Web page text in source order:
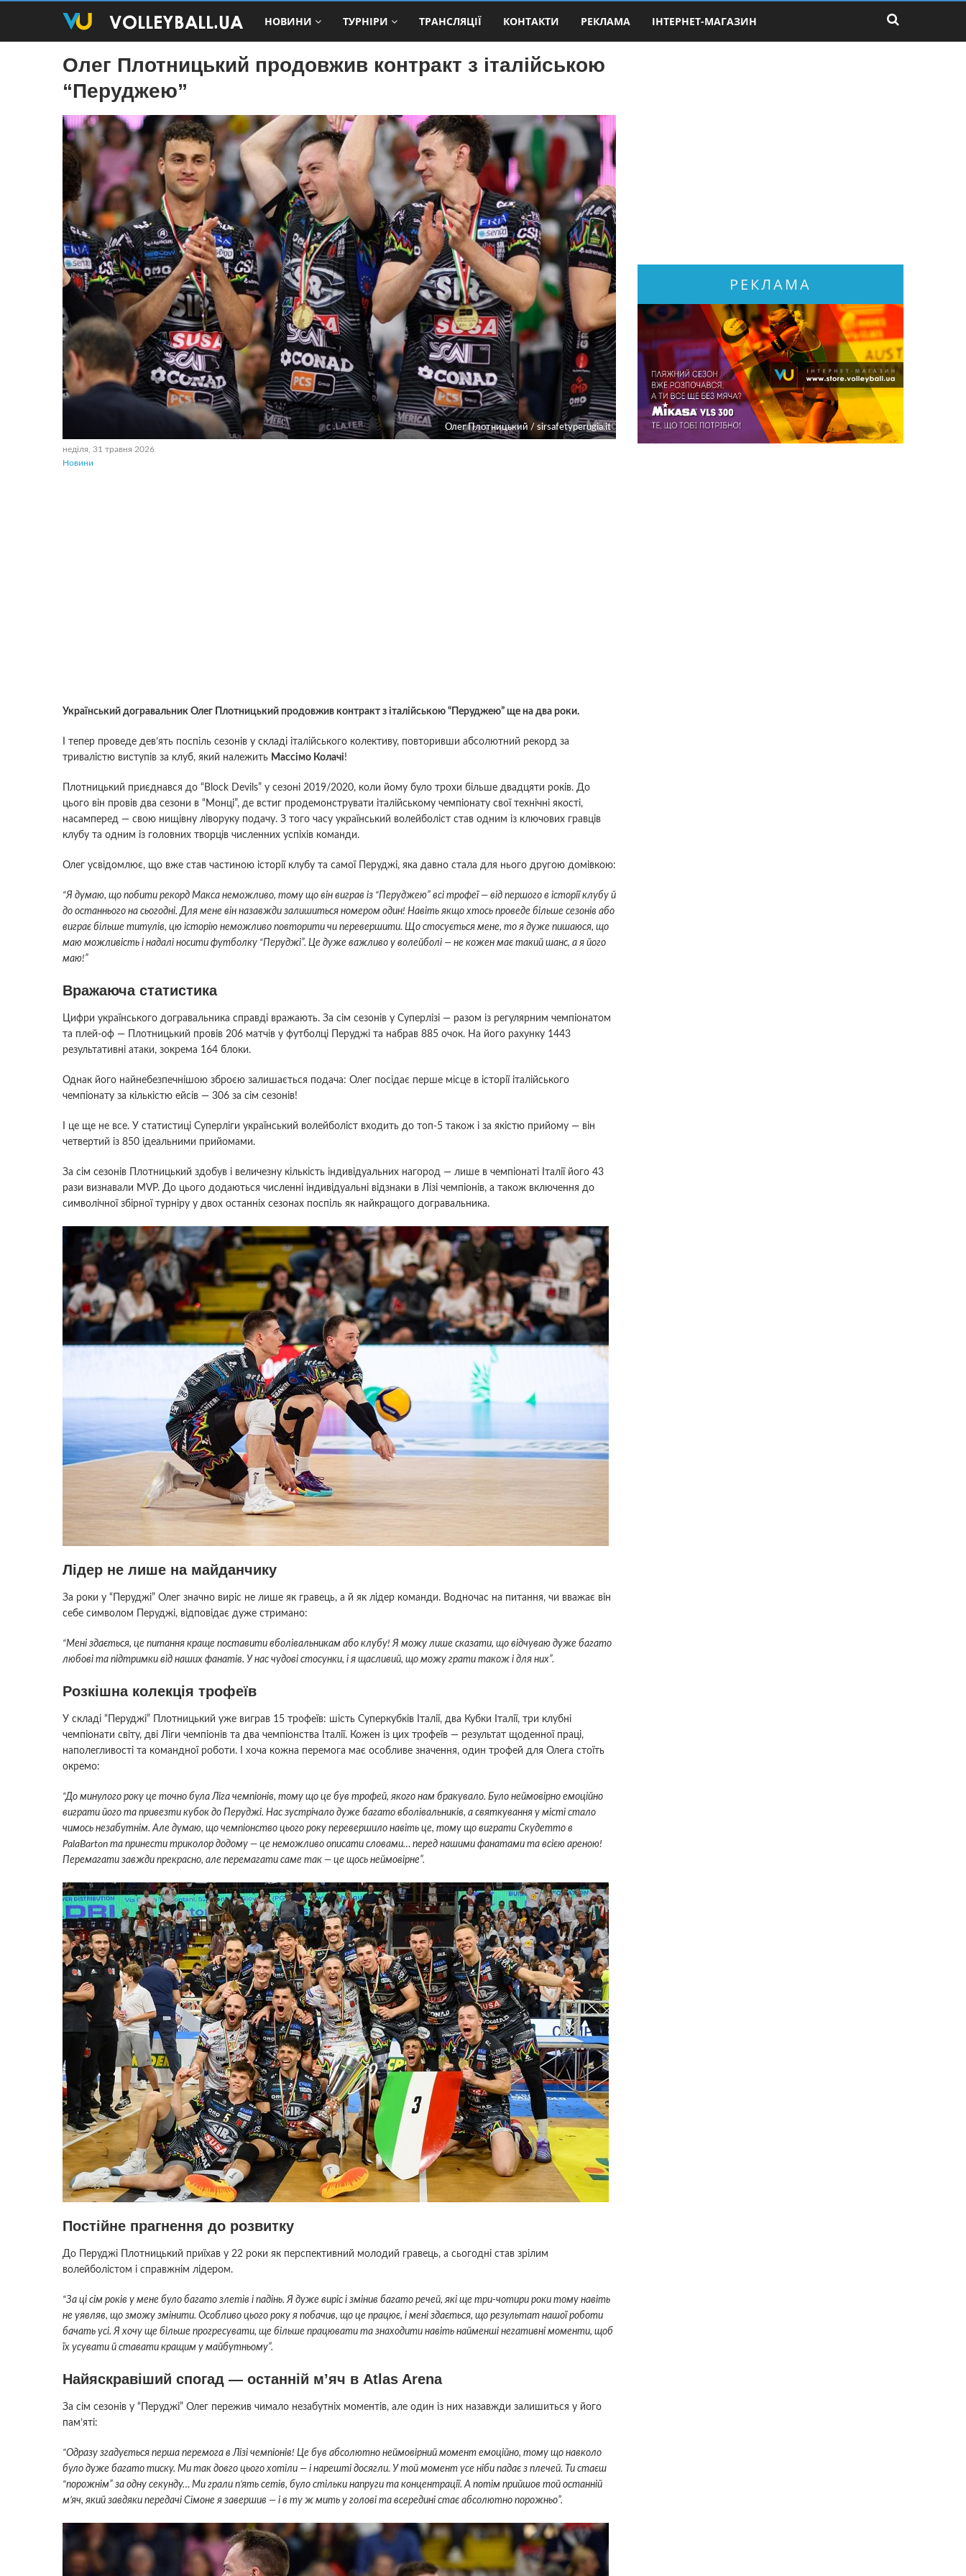
НОВИНИ ТУРНІРИ ТРАНСЛЯЦІЇ КОНТАКТИ РЕКЛАМА ІНТЕРНЕТ-МАГАЗИН
Олег Плотницький продовжив контракт з італійською
“Перуджею”
Олег Плотницький / sirsafetyperugia.it
неділя, 31 травня 2026
Новини
Український догравальник Олег Плотницький продовжив контракт з італійською “Перуджею” ще на два роки.
І тепер проведе дев’ять поспіль сезонів у складі італійського колективу, повторивши абсолютний рекорд за
тривалістю виступів за клуб, який належить Массімо Колачі!
Плотницький приєднався до “Block Devils” у сезоні 2019/2020, коли йому було трохи більше двадцяти років. До
цього він провів два сезони в “Монці”, де встиг продемонструвати італійському чемпіонату свої технічні якості,
насамперед — свою нищівну ліворуку подачу. З того часу український волейболіст став одним із ключових гравців
клубу та одним із головних творців численних успіхів команди.
Олег усвідомлює, що вже став частиною історії клубу та самої Перуджі, яка давно стала для нього другою домівкою:
“Я думаю, що побити рекорд Макса неможливо, тому що він виграв із “Перуджею” всі трофеї — від першого в історії клубу й
до останнього на сьогодні. Для мене він назавжди залишиться номером один! Навіть якщо хтось проведе більше сезонів або
виграє більше титулів, цю історію неможливо повторити чи перевершити. Що стосується мене, то я дуже пишаюся, що
маю можливість і надалі носити футболку “Перуджі”. Це дуже важливо у волейболі — не кожен має такий шанс, а я його
маю!”
Вражаюча статистика
Цифри українського догравальника справді вражають. За сім сезонів у Суперлізі — разом із регулярним чемпіонатом
та плей-оф — Плотницький провів 206 матчів у футболці Перуджі та набрав 885 очок. На його рахунку 1443
результативні атаки, зокрема 164 блоки.
Однак його найнебезпечнішою зброєю залишається подача: Олег посідає перше місце в історії італійського
чемпіонату за кількістю ейсів — 306 за сім сезонів!
І це ще не все. У статистиці Суперліги український волейболіст входить до топ-5 також і за якістю прийому — він
четвертий із 850 ідеальними прийомами.
За сім сезонів Плотницький здобув і величезну кількість індивідуальних нагород — лише в чемпіонаті Італії його 43
рази визнавали MVP. До цього додаються численні індивідуальні відзнаки в Лізі чемпіонів, а також включення до
символічної збірної турніру у двох останніх сезонах поспіль як найкращого догравальника.
Лідер не лише на майданчику
За роки у “Перуджі” Олег значно виріс не лише як гравець, а й як лідер команди. Водночас на питання, чи вважає він
себе символом Перуджі, відповідає дуже стримано:
“Мені здається, це питання краще поставити вболівальникам або клубу! Я можу лише сказати, що відчуваю дуже багато
любові та підтримки від наших фанатів. У нас чудові стосунки, і я щасливий, що можу грати також і для них”.
Розкішна колекція трофеїв
У складі “Перуджі” Плотницький уже виграв 15 трофеїв: шість Суперкубків Італії, два Кубки Італії, три клубні
чемпіонати світу, дві Ліги чемпіонів та два чемпіонства Італії. Кожен із цих трофеїв — результат щоденної праці,
наполегливості та командної роботи. І хоча кожна перемога має особливе значення, один трофей для Олега стоїть
окремо:
“До минулого року це точно була Ліга чемпіонів, тому що це був трофей, якого нам бракувало. Було неймовірно емоційно
виграти його та привезти кубок до Перуджі. Нас зустрічало дуже багато вболівальників, а святкування у місті стало
чимось незабутнім. Але думаю, що чемпіонство цього року перевершило навіть це, тому що виграти Скудетто в
PalaBarton та принести триколор додому — це неможливо описати словами… перед нашими фанатами та всією ареною!
Перемагати завжди прекрасно, але перемагати саме так — це щось неймовірне”.
Постійне прагнення до розвитку
До Перуджі Плотницький приїхав у 22 роки як перспективний молодий гравець, а сьогодні став зрілим
волейболістом і справжнім лідером.
“За ці сім років у мене було багато злетів і падінь. Я дуже виріс і змінив багато речей, які ще три-чотири роки тому навіть
не уявляв, що зможу змінити. Особливо цього року я побачив, що це працює, і мені здається, що результат нашої роботи
бачать усі. Я хочу ще більше прогресувати, ще більше працювати та знаходити навіть найменші негативні моменти, щоб
їх усувати й ставати кращим у майбутньому”.
Найяскравіший спогад — останній м’яч в Atlas Arena
За сім сезонів у “Перуджі” Олег пережив чимало незабутніх моментів, але один із них назавжди залишиться у його
пам’яті:
“Одразу згадується перша перемога в Лізі чемпіонів! Це був абсолютно неймовірний момент емоційно, тому що навколо
було дуже багато тиску. Ми так довго цього хотіли — і нарешті досягли. У той момент усе ніби падає з плечей. Ти стаєш
“порожнім” за одну секунду… Ми грали п’ять сетів, було стільки напруги та концентрації. А потім прийшов той останній
м’яч, який завдяки передачі Сімоне я завершив — і в ту ж мить у голові та всередині стає абсолютно порожньо”.
РЕКЛАМА